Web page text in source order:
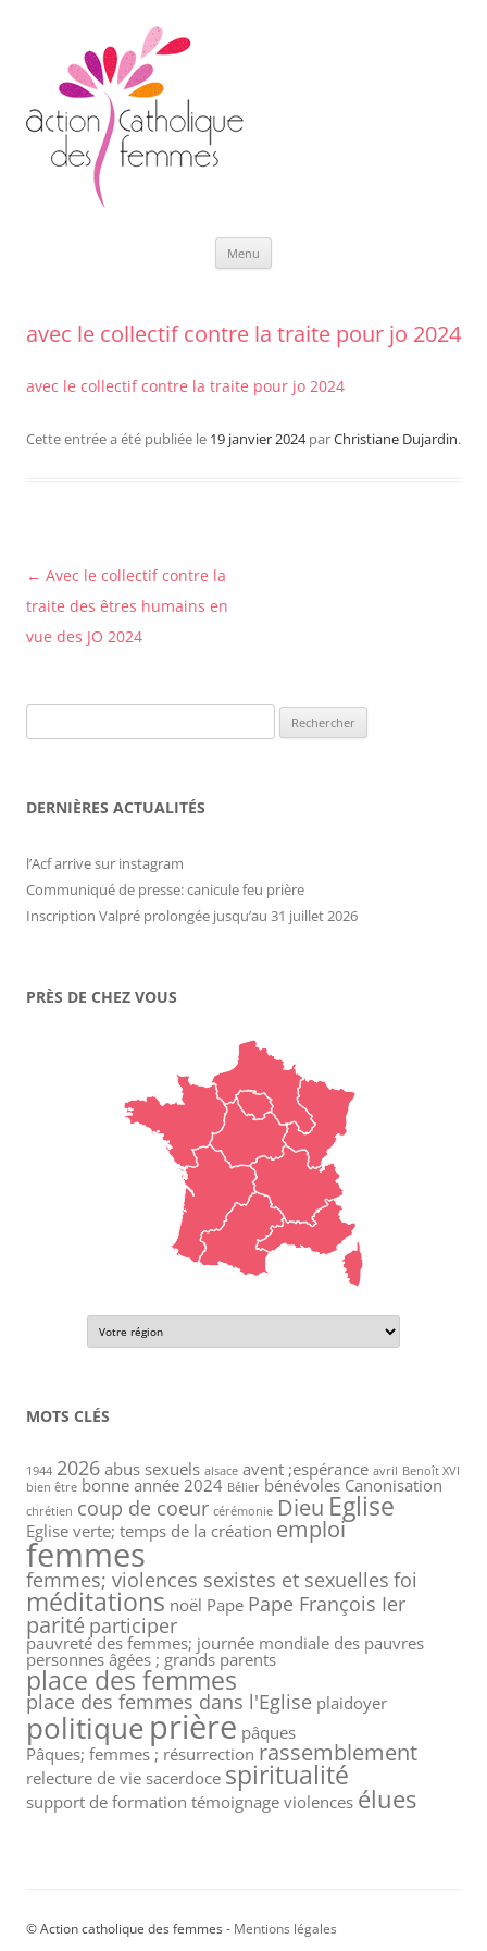
Menu
avec le collectif contre la traite pour jo 2024
avec le collectif contre la traite pour jo 2024
Cette entrée a été publiée le 19 janvier 2024 parChristiane Dujardin.
Navigation
des
articles
← Avec le collectif contre la
traite des êtres humains en
vue des JO 2024
DERNIÈRES ACTUALITÉS
l’Acf arrive sur instagram
Communiqué de presse: canicule feu prière
Inscription Valpré prolongée jusqu’au 31 juillet 2026
PRÈS DE CHEZ VOUS
MOTS CLÉS
1944 2026 abus sexuels alsace avent ;espérance avril Benoît XVI
bien être bonne année 2024 Bélier bénévoles Canonisation
chrétien coup de coeur cérémonie Dieu Eglise
Eglise verte; temps de la création emploi
femmes
femmes; violences sexistes et sexuelles foi
méditations noël Pape Pape François Ier
parité participer
pauvreté des femmes; journée mondiale des pauvres
personnes âgées ; grands parents
place des femmes
place des femmes dans l'Eglise plaidoyer
politique prière pâques
Pâques; femmes ; résurrection rassemblement
relecture de vie sacerdoce spiritualité
support de formation témoignage violences élues
© Action catholique des femmes - Mentions légales